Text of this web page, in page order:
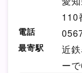
110
電話
最寄駅
近
ー